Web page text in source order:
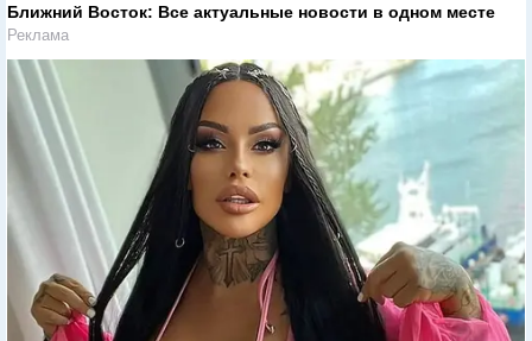
Ближний Восток: Все актуальные новости в одном месте
Реклама